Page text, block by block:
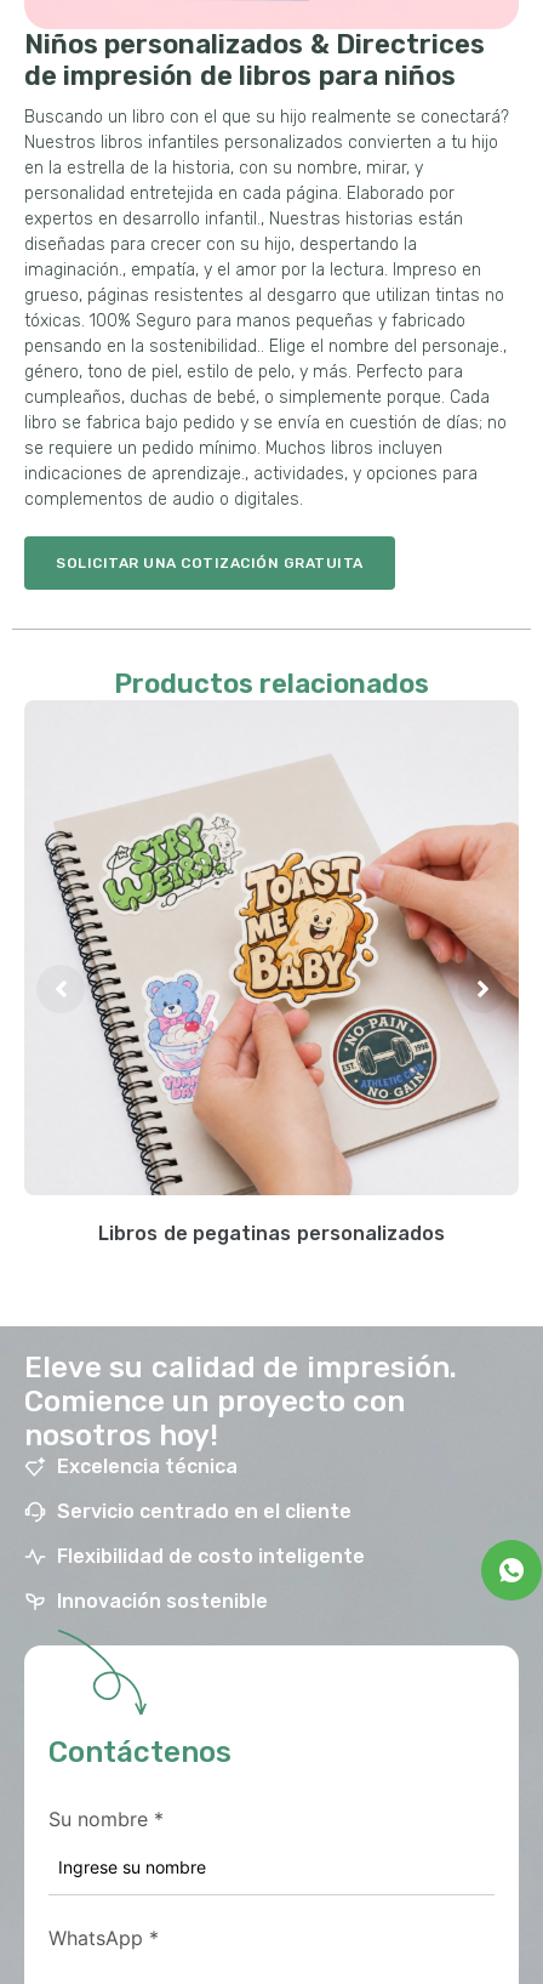
Niños personalizados & Directrices
de impresión de libros para niños
Buscando un libro con el que su hijo realmente se conectará?
Nuestros libros infantiles personalizados convierten a tu hijo
en la estrella de la historia, con su nombre, mirar, y
personalidad entretejida en cada página. Elaborado por
expertos en desarrollo infantil., Nuestras historias están
diseñadas para crecer con su hijo, despertando la
imaginación., empatía, y el amor por la lectura. Impreso en
grueso, páginas resistentes al desgarro que utilizan tintas no
tóxicas. 100% Seguro para manos pequeñas y fabricado
pensando en la sostenibilidad.. Elige el nombre del personaje.,
género, tono de piel, estilo de pelo, y más. Perfecto para
cumpleaños, duchas de bebé, o simplemente porque. Cada
libro se fabrica bajo pedido y se envía en cuestión de días; no
se requiere un pedido mínimo. Muchos libros incluyen
indicaciones de aprendizaje., actividades, y opciones para
complementos de audio o digitales.
SOLICITAR UNA COTIZACIÓN GRATUITA
Productos relacionados
Libros de pegatinas personalizados
Eleve su calidad de impresión.
Comience un proyecto con
nosotros hoy!
Excelencia técnica
Servicio centrado en el cliente
Flexibilidad de costo inteligente
Innovación sostenible
Contáctenos
Su nombre *
WhatsApp *